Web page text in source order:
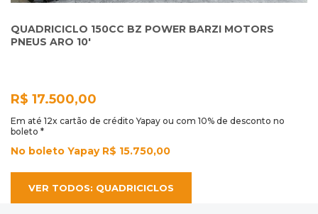
QUADRICICLO 150CC BZ POWER BARZI MOTORS
PNEUS ARO 10'
R$ 17.500,00
Em até 12x cartão de crédito Yapay ou com 10% de desconto no
boleto *
No boleto Yapay R$ 15.750,00
VER TODOS: QUADRICICLOS